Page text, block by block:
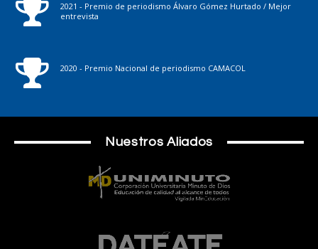
2021 - Premio de periodismo Álvaro Gómez Hurtado / Mejor
entrevista
2020 - Premio Nacional de periodismo CAMACOL
Nuestros Aliados